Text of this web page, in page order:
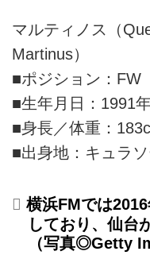
マルティノス（
Martinus）
■ポジション：FW
■生年月日：1991
■身長／体重：
■出身地：キュラ
横浜FMでは
しており、仙台
（写真◎Getty